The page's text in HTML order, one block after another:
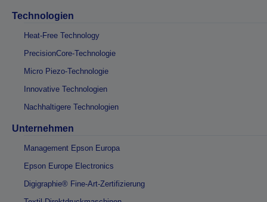
Technologien
Heat-Free Technology
PrecisionCore-Technologie
Micro Piezo-Technologie
Innovative Technologien
Nachhaltigere Technologien
Unternehmen
Management Epson Europa
Epson Europe Electronics
Digigraphie® Fine-Art-Zertifizierung